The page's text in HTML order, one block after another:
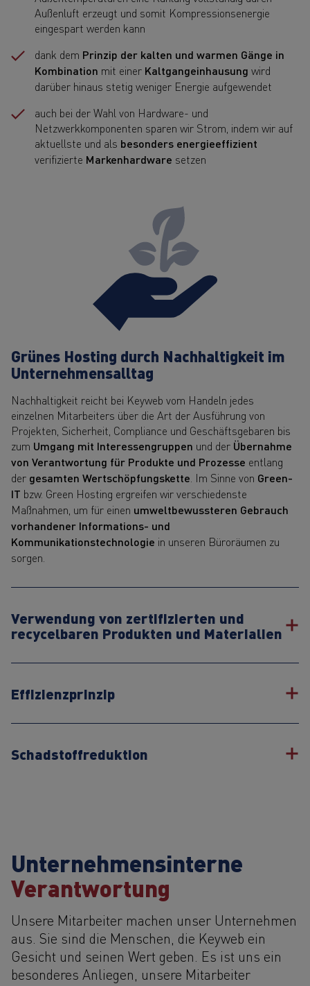
Außenluft erzeugt und somit Kompressionsenergie
eingespart werden kann
dank dem Prinzip der kalten und warmen Gänge in
Kombination mit einer Kaltgangeinhausung wird
darüber hinaus stetig weniger Energie aufgewendet
auch bei der Wahl von Hardware- und
Netzwerkkomponenten sparen wir Strom, indem wir auf
aktuellste und als besonders energieeffizient
verifizierte Markenhardware setzen
Grünes Hosting durch Nachhaltigkeit im
Unternehmensalltag
Nachhaltigkeit reicht bei Keyweb vom Handeln jedes
einzelnen Mitarbeiters über die Art der Ausführung von
Projekten, Sicherheit, Compliance und Geschäftsgebaren bis
zum Umgang mit Interessengruppen und der Übernahme
von Verantwortung für Produkte und Prozesse entlang
der gesamten Wertschöpfungskette . Im Sinne von Green-
IT bzw. Green Hosting ergreifen wir verschiedenste
Maßnahmen, um für einen umweltbewussteren Gebrauch
vorhandener Informations- und
Kommunikationstechnologie in unseren Büroräumen zu
sorgen.
Verwendung von zertifizierten und
recycelbaren Produkten und Materialien
Effizienzprinzip
Schadstoffreduktion
Unternehmensinterne
Verantwortung
Unsere Mitarbeiter machen unser Unternehmen
aus. Sie sind die Menschen, die Keyweb ein
Gesicht und seinen Wert geben. Es ist uns ein
besonderes Anliegen, unsere Mitarbeiter